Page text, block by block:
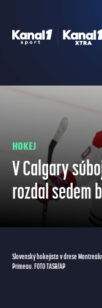
HOKEJ
V Calgary
rozdal sedem
Slovenský hokejista v drese
Primeau. FOTO TASR/AP